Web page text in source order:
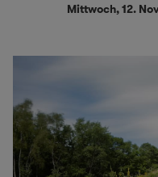
Mittwoch, 12.